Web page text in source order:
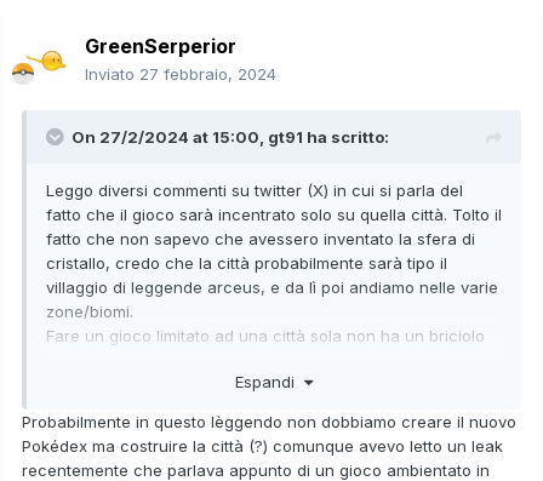
GreenSerperior
Inviato 27 febbraio, 2024
On 27/2/2024 at 15:00, gt91 ha scritto:
Leggo diversi commenti su twitter (X) in cui si parla del
fatto che il gioco sarà incentrato solo su quella città. Tolto il
fatto che non sapevo che avessero inventato la sfera di
cristallo, credo che la città probabilmente sarà tipo il
villaggio di leggende arceus, e da lì poi andiamo nelle varie
zone/biomi.
Fare un gioco limitato ad una città sola non ha un briciolo
catturare un sacco di pokemon diversi.
Espandi
Probabilmente in questo lèggendo non dobbiamo creare il nuovo
Pokédex ma costruire la città (?) comunque avevo letto un leak
recentemente che parlava appunto di un gioco ambientato in